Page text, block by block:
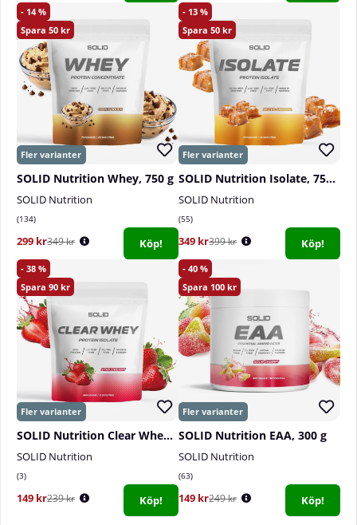
14
50
SOLID Nutrition Whey, 750 g
SOLID Nutrition
134
299 kr349 kr Köp!
13
50
SOLID Nutrition Isolate, 750 g
SOLID Nutrition
55
349 kr399 kr Köp!
38
90
SOLID Nutrition Clear Whey, 300 g
SOLID Nutrition
3
149 kr239 kr Köp!
40
100
SOLID Nutrition EAA, 300 g
SOLID Nutrition
63
149 kr249 kr Köp!